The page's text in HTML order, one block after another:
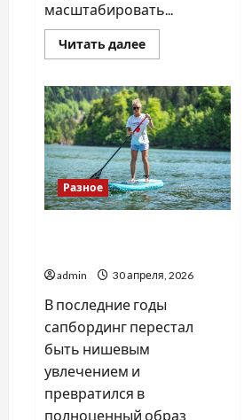
масштабировать...
Читать далееПрочитать
больше
масштабировать
прибыль
и
в
каких
случаях
команде
стоит
пройти
продажи
Разное
admin 30 апреля, 2026
В последние годы
сапбординг перестал
быть нишевым
увлечением и
превратился в
полноценный образ